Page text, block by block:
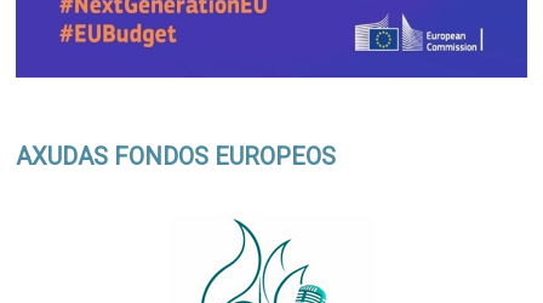
AXUDAS FONDOS EUROPEOS